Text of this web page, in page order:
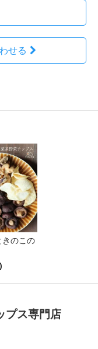
せる
きのこの